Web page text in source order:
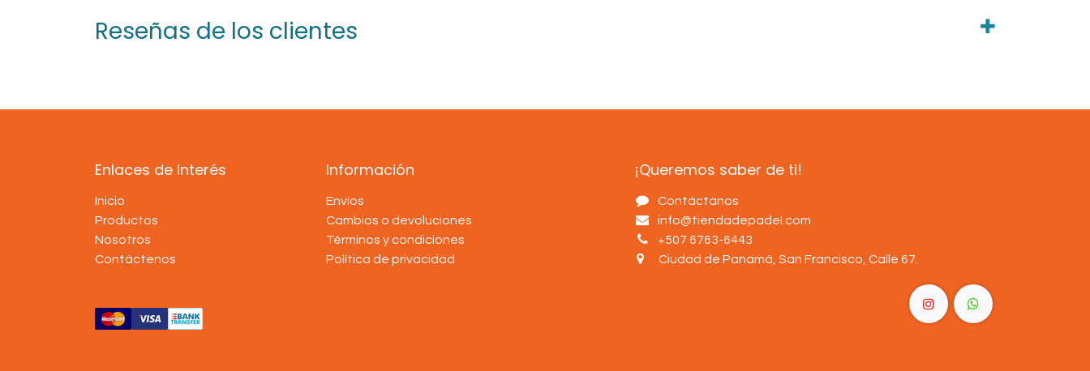
Reseñas de los clientes
Enlaces de Interés
Inicio
Productos
Nosotros
Contáctenos
Información
Envíos
Cambios o devoluciones
Términos y condiciones
Política de privacidad
¡Queremos saber de ti!
Contáctanos
info@tiendadepadel.com
+507 6763-6443
Ciudad de Panamá, San Francisco, Calle 67